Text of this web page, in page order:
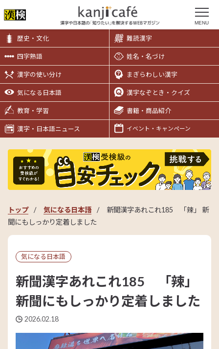
MENU
歴史・文化 難読漢字
四字熟語 姓名・名づけ
漢字の使い分け まぎらわしい漢字
気になる日本語 漢字なぞとき・クイズ
教育・学習 書籍・商品紹介
漢字・日本語ニュース イベント・キャンペーン
トップ 気になる日本語
新聞漢字あれこれ185 「辣」 新
聞にもしっかり定着しました
気になる日本語
新聞漢字あれこれ185 「辣」
新聞にもしっかり定着しました
2026.02.18